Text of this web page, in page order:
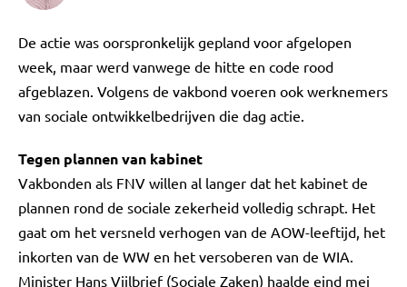
De actie was oorspronkelijk gepland voor afgelopen
week, maar werd vanwege de hitte en code rood
afgeblazen. Volgens de vakbond voeren ook werknemers
van sociale ontwikkelbedrijven die dag actie.
Tegen plannen van kabinet
Vakbonden als FNV willen al langer dat het kabinet de
plannen rond de sociale zekerheid volledig schrapt. Het
gaat om het versneld verhogen van de AOW-leeftijd, het
inkorten van de WW en het versoberen van de WIA.
Minister Hans Vijlbrief (Sociale Zaken) haalde eind mei